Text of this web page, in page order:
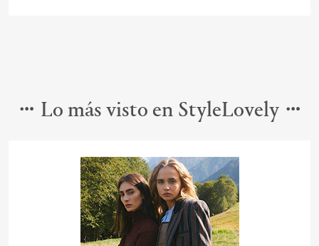
Lo más visto en StyleLovely